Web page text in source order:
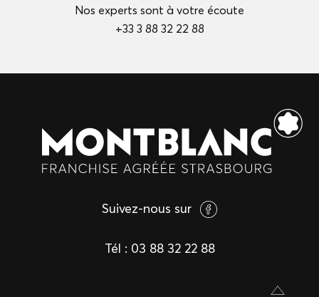
Nos experts sont à votre écoute
+33 3 88 32 22 88
Suivez-nous sur
Tél : 03 88 32 22 88